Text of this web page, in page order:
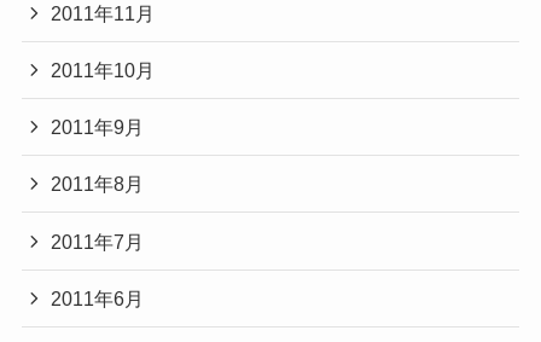
2011年11月
2011年10月
2011年9月
2011年8月
2011年7月
2011年6月